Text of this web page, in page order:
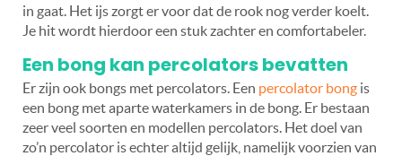
in gaat. Het ijs zorgt er voor dat de rook nog verder koelt.
Je hit wordt hierdoor een stuk zachter en comfortabeler.
Een bong kan percolators bevatten
Er zijn ook bongs met percolators. Een percolator bong is
een bong met aparte waterkamers in de bong. Er bestaan
zeer veel soorten en modellen percolators. Het doel van
zo’n percolator is echter altijd gelijk, namelijk voorzien van